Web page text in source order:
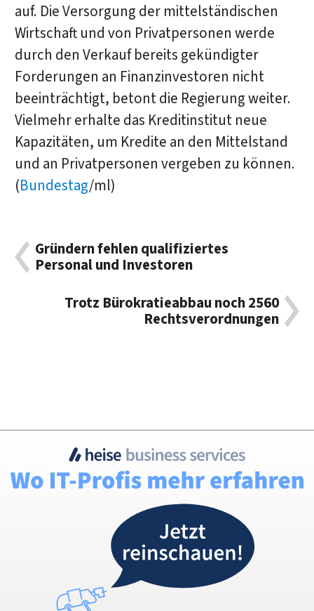
auf. Die Versorgung der mittelständischen
Wirtschaft und von Privatpersonen werde
durch den Verkauf bereits gekündigter
Forderungen an Finanzinvestoren nicht
beeinträchtigt, betont die Regierung weiter.
Vielmehr erhalte das Kreditinstitut neue
Kapazitäten, um Kredite an den Mittelstand
und an Privatpersonen vergeben zu können.
(Bundestag/ml)
Gründern fehlen qualifiziertes
Personal und Investoren
Trotz Bürokratieabbau noch 2560
Rechtsverordnungen